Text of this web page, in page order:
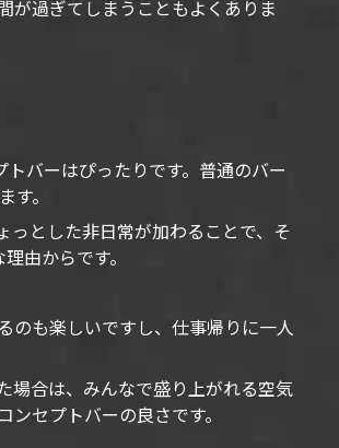
が過ぎてしまうこともよくありま
バーはぴったりです。普通のバー
。
っとした非日常が加わることで、そ
由からです。
のも楽しいですし、仕事帰りに一人
場合は、みんなで盛り上がれる空気
セプトバーの良さです。